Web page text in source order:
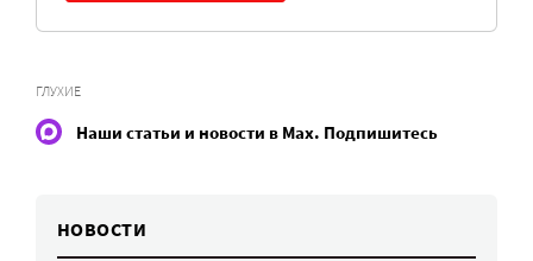
ГЛУХИЕ
Наши статьи и новости в Max. Подпишитесь
НОВОСТИ